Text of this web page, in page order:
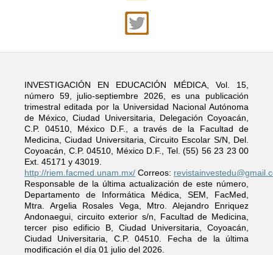
INVESTIGACIÓN EN EDUCACIÓN MÉDICA, Vol. 15,
número 59, julio-septiembre 2026, es una publicación
trimestral editada por la Universidad Nacional Autónoma
de México, Ciudad Universitaria, Delegación Coyoacán,
C.P. 04510, México D.F., a través de la Facultad de
Medicina, Ciudad Universitaria, Circuito Escolar S/N, Del.
Coyoacán, C.P. 04510, México D.F., Tel. (55) 56 23 23 00
Ext. 45171 y 43019.
http://riem.facmed.unam.mx/ Correos:
Responsable de la última actualización de este número,
Departamento de Informática Médica, SEM, FacMed,
Mtra. Argelia Rosales Vega, Mtro. Alejandro Enriquez
Andonaegui, circuito exterior s/n, Facultad de Medicina,
tercer piso edificio B, Ciudad Universitaria, Coyoacán,
Ciudad Universitaria, C.P. 04510. Fecha de la última
modificación el día 01 julio del 2026.